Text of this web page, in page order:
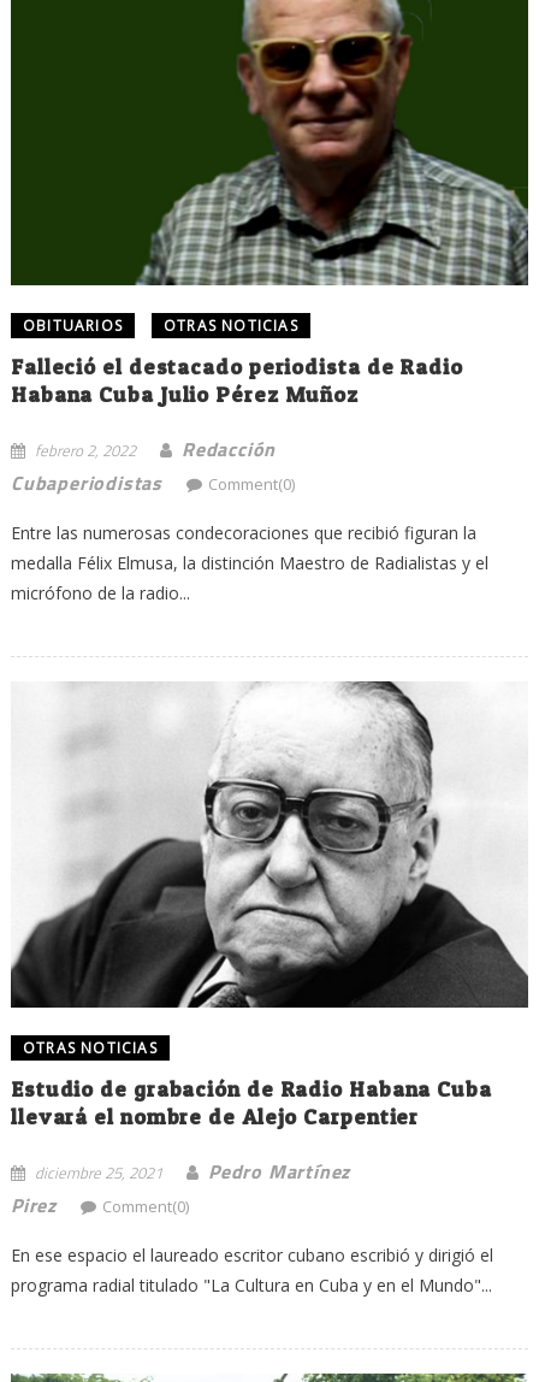
OBITUARIOS OTRAS NOTICIAS
Falleció el destacado periodista de Radio
Habana Cuba Julio Pérez Muñoz
febrero 2, 2022
Redacción
Cubaperiodistas
Comment(0)
Entre las numerosas condecoraciones que recibió figuran la
medalla Félix Elmusa, la distinción Maestro de Radialistas y el
micrófono de la radio...
OTRAS NOTICIAS
Estudio de grabación de Radio Habana Cuba
llevará el nombre de Alejo Carpentier
diciembre 25, 2021
Pedro Martínez
Pirez
Comment(0)
En ese espacio el laureado escritor cubano escribió y dirigió el
programa radial titulado "La Cultura en Cuba y en el Mundo"...